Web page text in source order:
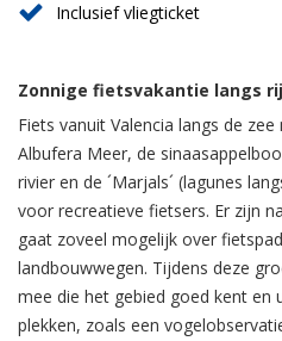
Inclusief vliegticket
Zonnige fietsvakantie langs
Fiets vanuit Valencia langs de
Albufera Meer, de
rivier en de ´Marjals´ (lagunes
voor recreatieve fietsers. Er zijn
gaat zoveel mogelijk over
landbouwwegen. Tijdens deze
mee die het gebied goed kent en
plekken, zoals een